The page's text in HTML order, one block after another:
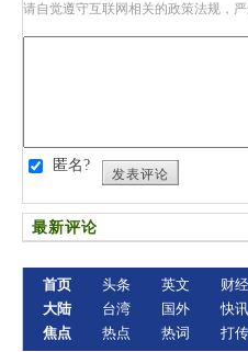
请自觉遵守互联网相关的政策法规，
匿名?
发表评论
最新评论
首页
大陆
焦点
头条
台湾
热点
英文
国外
热词
财经
快讯
打传